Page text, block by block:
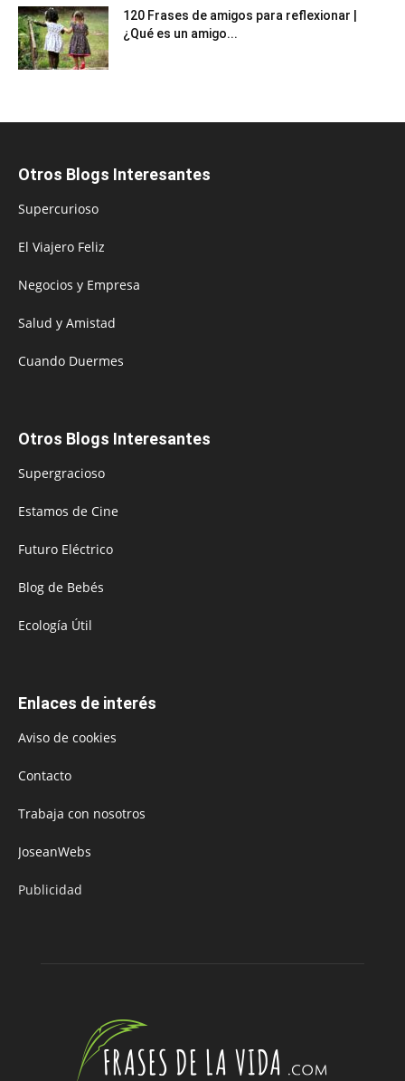
120 Frases de amigos para reflexionar |
¿Qué es un amigo...
Otros Blogs Interesantes
Supercurioso
El Viajero Feliz
Negocios y Empresa
Salud y Amistad
Cuando Duermes
Otros Blogs Interesantes
Supergracioso
Estamos de Cine
Futuro Eléctrico
Blog de Bebés
Ecología Útil
Enlaces de interés
Aviso de cookies
Contacto
Trabaja con nosotros
JoseanWebs
Publicidad